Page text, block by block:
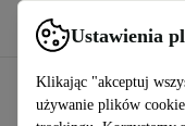
Ustawienia
Klikając "akceptuj
używanie plików
Korzystaj z refurbed